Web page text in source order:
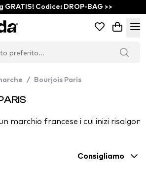
GRATIS! Codice: DROP-BAG >>
/ Bourjois Paris
marchio francese i cui inizi
Consigliamo